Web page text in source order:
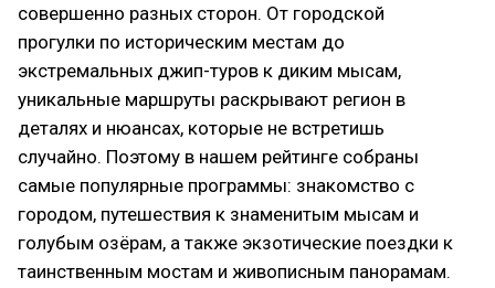
совершенно разных сторон. От городской
прогулки по историческим местам до
экстремальных джип-туров к диким мысам,
уникальные маршруты раскрывают регион в
деталях и нюансах, которые не встретишь
случайно. Поэтому в нашем рейтинге собраны
самые популярные программы: знакомство с
городом, путешествия к знаменитым мысам и
голубым озёрам, а также экзотические поездки к
таинственным мостам и живописным панорамам.